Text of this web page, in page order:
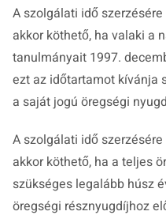
A szolgálati idő
akkor köthető, ha valaki a
tanulmányait 1997.
ezt az időtartamot kívánja
a saját jogú öregségi
A szolgálati idő
akkor köthető, ha a teljes
szükséges legalább húsz
öregségi résznyugdíjhoz